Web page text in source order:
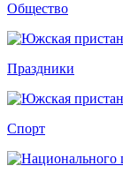
Общество
Праздники
Спорт